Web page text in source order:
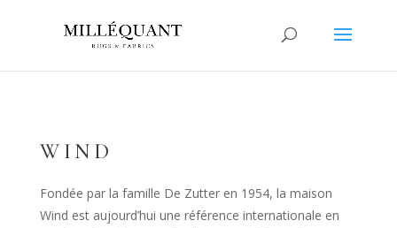
WIND
Fondée par la famille De Zutter en 1954, la maison
Wind est aujourd’hui une référence internationale en